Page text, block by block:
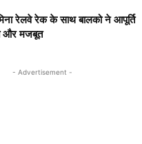
रेलवे रेक के साथ बालको ने आपूर्ति
और मजबूत
- Advertisement -